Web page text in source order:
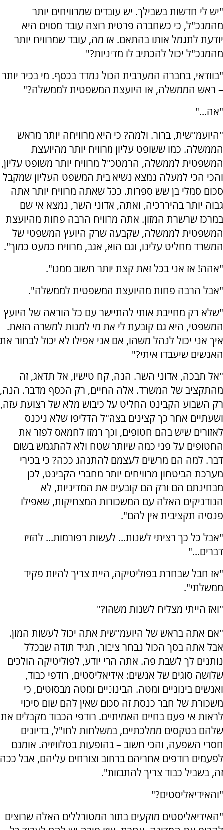
"יש לי חדשות בשבילך. יש עובדים שמרוויחים יותר
מהמנכ"ל, כי כשחברה פרטית רוצה עובד מסוים היא
יודעת לתגמל אותו בהתאם. אז מה, עובד שמרוויח יותר
מהמנכ"ל יכול להכתיב לו מדיניות?"
"בוודאי, בחברה המערבית הכול נמדד בכסף. מי בכיר יותר
– ראש הממשלה, או היועצת המשפטית לממשלה?"
"אה..."
"היועמ"שית, ברור. ולמה? כי היא מרוויחה יותר מראש
הממשלה. כמו ששופט עליון מרוויח יותר מהיועצת
המשפטית לממשלה, הרמטכ"ל מרוויח יותר משופט עליון,
והכי הכי למעלה נמצא נשיא בית המשפט העליון שמקבל
סכום סמלי בן שש ספרות. ככל שאתה מרוויח יותר אתה
גבוה יותר בהיררכיה, ואתה, אדוני השר, נמצא אי שם
במרכז שרשרת המזון. אתה מרוויח הרבה פחות מהיועצת
המשפטית לממשלה, שקבעה שרק היועץ המשפטי של
המשרד מחליט עלינו, וגם הוא, אגב, מרוויח כמעט כמוך".
"אהה! אז אני בכל זאת קצת יותר חשוב ממנו".
"אבל הרבה פחות מהיועצת המשפטית לממשלה".
"שלא רק מחייבת אותי להתיישר עם כל הוראה של היועץ
המשפטי, היא גם קובעת לי את מי למנות למשרה הזאת.
איך אני יכול לנהל משהו, אם אני אפילו לא יכול לבחור את
האנשים שיעבדו איתי?"
"אל תבכה, אדוני השר. הנה, קח טישיו, אל תדאג, זה
מהתקציב של המשרד. אלה החיים, רק הכסף מדבר. הנה,
רק השבוע הקבינט החליט על כיבוש מלא של רצועת עזה,
ושעתיים אחר כך קצינים בצה"ל הדליפו שלא ניכנס
לאזורים שיש בהם חטופים, וכך רמזו לחמאס לפזר את
החטופים על פני כמה שיותר שטח ולא להתגמש בשום
דבר. למה הם מרשים לעצמם להתנהג ככה? כי בכירי
מערכת הביטחון מרוויחים יותר מחברי הקבינט, לכן
מבחינתם הם ורק הם קובעים את המדיניות, לא
הנודניקים האלה עם המשכורות המצחיקות, שאפילו
פנסיה תקציבית אין להם".
"אבל כל כך רציתי לשנות... לעשות רפורמות... להזיז
דברים..."
"אז חבל שבחרת בפוליטיקה, היית צריך להיות פקיד
ממשלתי".
"ואז הייתי מצליח לשנות משהו?"
"אם אתה בראש של היועמ"שית אתה יכול לעשות המון.
אבל אתה בסך הכול נבחר ציבור, תגיד תודה שבכלל
נותנים לך לשבת פה. אתה הרי יודע, לפוליטיקה הולכים
שלושה סוגים של אנשים: אידיאליסטים, רודפי כבוד,
ואנשים בינוניים ומטה. הבינוניים ומטה מבסוטים, כי
משכורת של חבר כנסת זה סכום שאין להם שום סיכוי
לראות אי פעם בחיים האמיתיים. רודפי הכבוד מקבלים את
שלהם בטקסים ממלכתיים, במשלחות לחו"ל, בדיונים
חסרי השפעה, והכי חשוב – בהופעות בטלוויזיה. אומנם
לפעמים רודפים אחריהם ברחוב וצורחים עליהם, אבל ככה
זה, בשביל כבוד צריך להתבזות".
"והאידיאליסטים?"
"האידיאליסטים מוקעים בתור המטורללים האלה שרוצים